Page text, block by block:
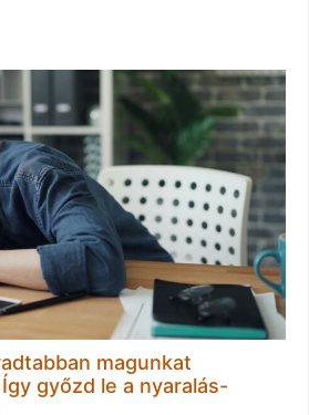
magunkat
győzd le a nyaralás-